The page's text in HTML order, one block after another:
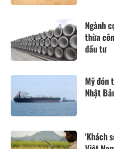
Ngành
thừa
đầu tư
Mỹ đón
Nhật
'Khách